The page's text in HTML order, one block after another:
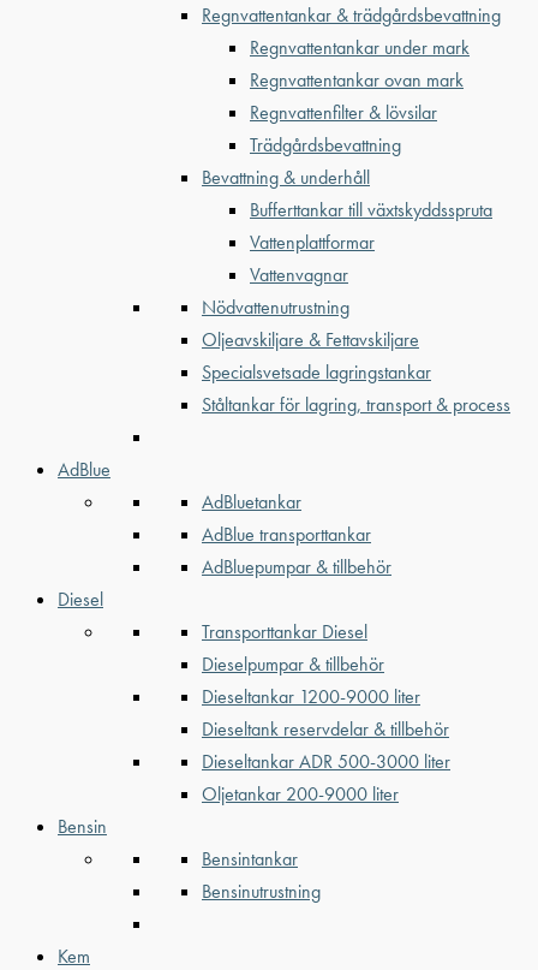
Regnvattentankar & trädgårdsbevattning
Regnvattentankar under mark
Regnvattentankar ovan mark
Regnvattenfilter & lövsilar
Trädgårdsbevattning
Bevattning & underhåll
Bufferttankar till växtskyddsspruta
Vattenplattformar
Vattenvagnar
Nödvattenutrustning
Oljeavskiljare & Fettavskiljare
Specialsvetsade lagringstankar
Ståltankar för lagring, transport & process
AdBlue
AdBluetankar
AdBlue transporttankar
AdBluepumpar & tillbehör
Diesel
Transporttankar Diesel
Dieselpumpar & tillbehör
Dieseltankar 1200-9000 liter
Dieseltank reservdelar & tillbehör
Dieseltankar ADR 500-3000 liter
Oljetankar 200-9000 liter
Bensin
Bensintankar
Bensinutrustning
Kem